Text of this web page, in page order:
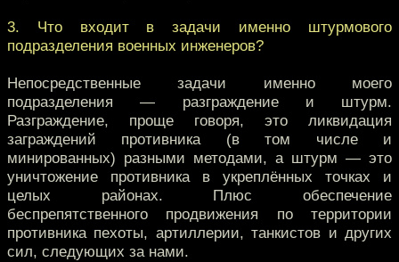
3. Что входит в задачи именно штурмового
подразделения военных инженеров?
Непосредственные задачи именно моего
подразделения — разграждение и штурм.
Разграждение, проще говоря, это ликвидация
заграждений противника (в том числе и
минированных) разными методами, а штурм — это
уничтожение противника в укреплённых точках и
целых районах. Плюс обеспечение
беспрепятственного продвижения по территории
противника пехоты, артиллерии, танкистов и других
сил, следующих за нами.